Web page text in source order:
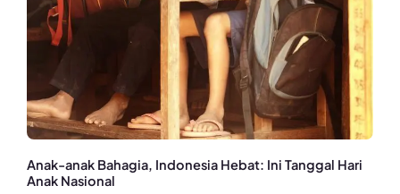
Anak-anak Bahagia, Indonesia Hebat: Ini Tanggal Hari
Anak Nasional